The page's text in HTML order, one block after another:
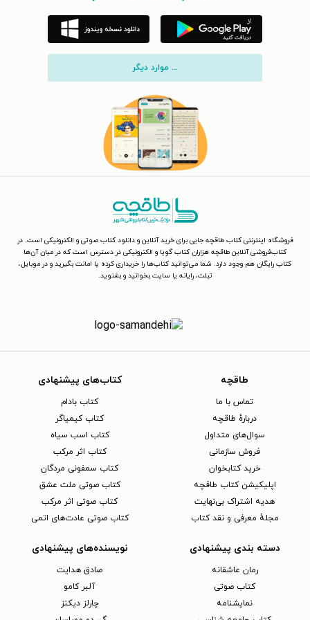
... موارد دیگر
فروشگاه اینترنتی کتاب طاقچه جایی برای خرید آنلاین و دانلود کتاب صوتی و الکترونیکی است. در
کتاب‌فروشی آنلاین طاقچه هزاران کتاب گویا و الکترونیکی در دسترس است که در میان آن‌ها
کتاب رایگان هم وجود دارد. شما می‌توانید کتاب‌ها را خریداری کرده یا امانت بگیرید و در موبایل،
تبلت، رایانه یا سایت بخوانید و بشنوید.
طاقچه
تماس با ما
دربارهٔ طاقچه
سوال‌های متداول
فروش سازمانی
خرید کتابخوان
اپلیکیشن کتاب طاقچه
هدیه اشتراک بی‌نهایت
مجلهٔ معرفی و نقد کتاب
کتاب‌های پیشنهادی
کتاب بادام
کتاب کیمیاگر
کتاب اسب سیاه
کتاب اثر مرکب
کتاب سمفونی مردگان
کتاب صوتی ملت عشق
کتاب صوتی اثر مرکب
کتاب صوتی عادت‌های اتمی
دسته بندی پیشنهادی
رمان عاشقانه
کتاب‌ صوتی
نمایشنامه
نویسنده‌های پیشنهادی
صادق هدایت
آلبر کامو
چارلز دیکنز